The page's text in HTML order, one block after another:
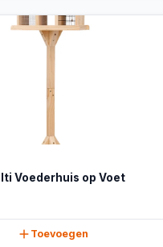
Voederhuis op Voet
Toevoegen